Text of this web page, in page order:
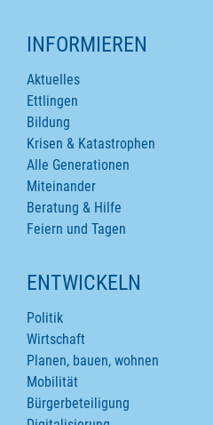
INFORMIEREN
Aktuelles
Ettlingen
Bildung
Krisen & Katastrophen
Alle Generationen
Miteinander
Beratung & Hilfe
Feiern und Tagen
ENTWICKELN
Politik
Wirtschaft
Planen, bauen, wohnen
Mobilität
Bürgerbeteiligung